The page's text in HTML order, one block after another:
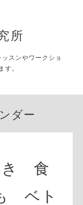
所
スンやワークショ
す。
ダー
き 食
ベト